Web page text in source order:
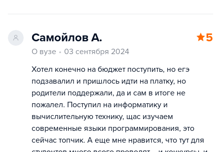
Самойлов А. 5
О вузе
03 сентября 2024
Хотел конечно на бюджет поступить, но егэ
подзавалил и пришлось идти на платку, но
родители поддержали, да и сам в итоге не
пожалел. Поступил на информатику и
вычислительную технику, щас изучаем
современные языки программирования, это
сейчас топчик. А еще мне нравится, что тут для